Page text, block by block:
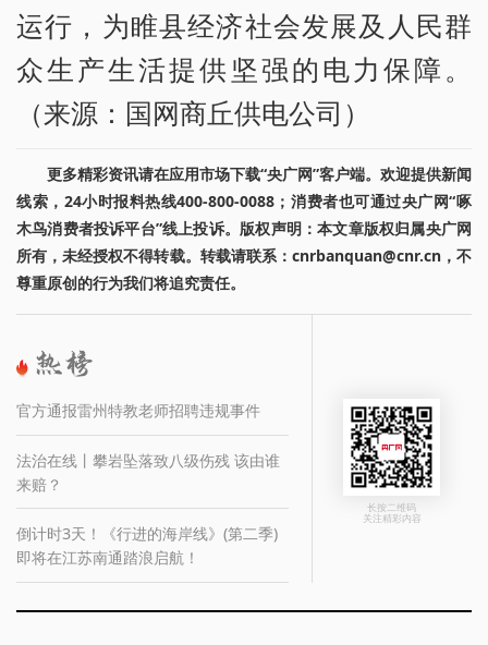
运行，为睢县经济社会发展及人民群
众生产生活提供坚强的电力保障。
（来源：国网商丘供电公司）
更多精彩资讯请在应用市场下载“央广网”客户端。欢迎提供新闻
线索，24小时报料热线400-800-0088；消费者也可通过央广网“啄
木鸟消费者投诉平台”线上投诉。版权声明：本文章版权归属央广网
所有，未经授权不得转载。转载请联系：cnrbanquan@cnr.cn，不
尊重原创的行为我们将追究责任。
官方通报雷州特教老师招聘违规事件
法治在线丨攀岩坠落致八级伤残 该由谁
来赔？
倒计时3天！《行进的海岸线》(第二季)
即将在江苏南通踏浪启航！
长按二维码
关注精彩内容